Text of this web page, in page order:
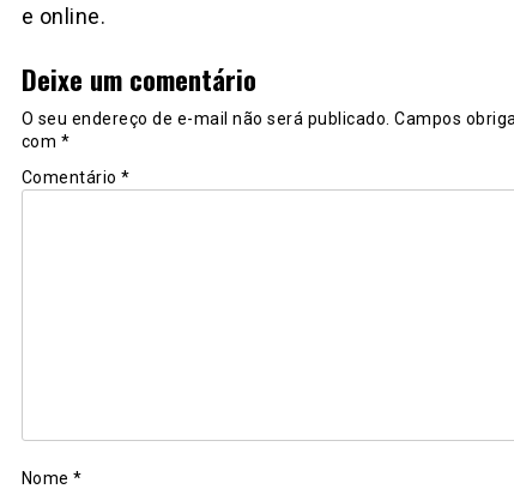
e online.
Deixe um comentário
O seu endereço de e-mail não será publicado. Campos
com *
Comentário *
Nome *